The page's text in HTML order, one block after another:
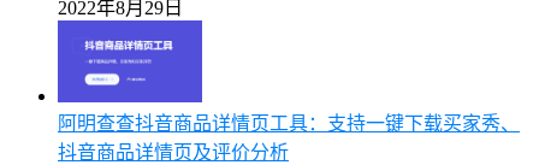
2022年8月29日
阿明查查抖音商品详情页工具：支持一键下载买家秀、
抖音商品详情页及评价分析